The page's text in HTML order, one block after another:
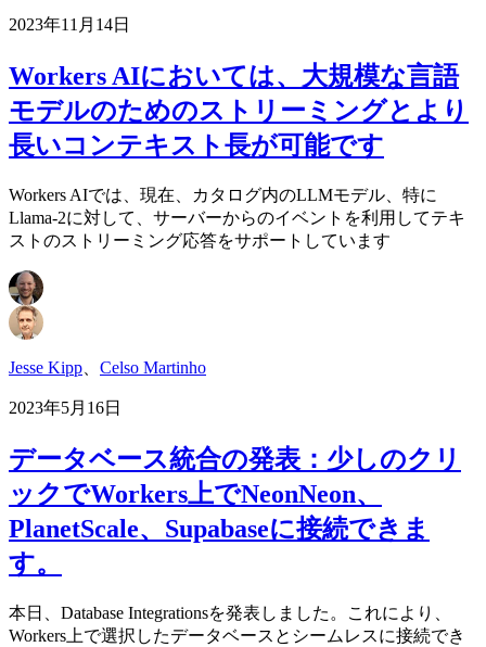
2023年11月14日
Workers AIにおいては、大規模な言語
モデルのためのストリーミングとより
長いコンテキスト長が可能です
Workers AIでは、現在、カタログ内のLLMモデル、特に
Llama-2に対して、サーバーからのイベントを利用してテキ
ストのストリーミング応答をサポートしています
Jesse Kipp Celso Martinho
2023年5月16日
データベース統合の発表：少しのクリ
ックでWorkers上でNeonNeon、
PlanetScale、Supabaseに接続できま
す。
本日、Database Integrationsを発表しました。これにより、
Workers上で選択したデータベースとシームレスに接続でき